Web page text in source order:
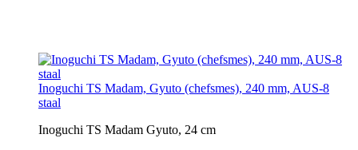
Inoguchi TS Madam, Gyuto (chefsmes), 240 mm, AUS-8
staal
Inoguchi TS Madam Gyuto, 24 cm